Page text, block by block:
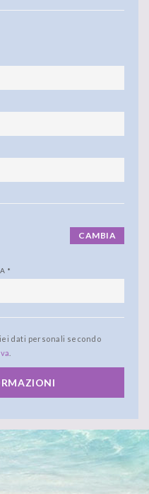
CAMBIA
*
dati personali secondo